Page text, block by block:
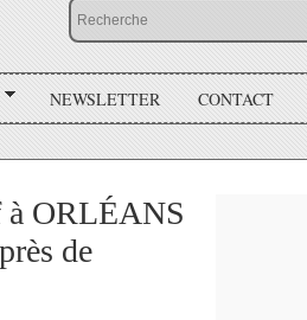
NEWSLETTER CONTACT
à ORLÉANS
de